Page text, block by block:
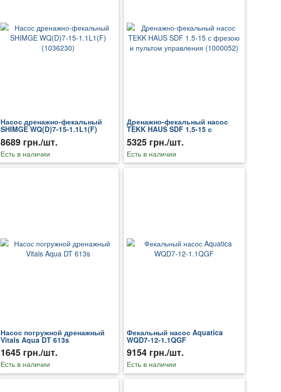
Насос дренажно-фекальный
SHIMGE WQ(D)7-15-1.1L1(F)
(1036230)
8689 грн./шт.
Есть в наличии
Дренажно-фекальный насос
TEKK HAUS SDF 1.5-15 с
фрезою и пультом управления
(1000052)
5325 грн./шт.
Есть в наличии
Насос погружной дренажный
Vitals Aqua DT 613s
1645 грн./шт.
Есть в наличии
Фекальный насос Aquatica
WQD7-12-1.1QGF
9154 грн./шт.
Есть в наличии